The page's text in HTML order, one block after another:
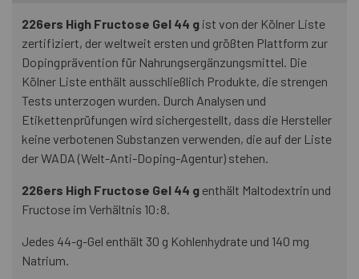
226ers High Fructose Gel 44 g ist von der Kölner Liste
zertifiziert, der weltweit ersten und größten Plattform zur
Dopingprävention für Nahrungsergänzungsmittel. Die
Kölner Liste enthält ausschließlich Produkte, die strengen
Tests unterzogen wurden. Durch Analysen und
Etikettenprüfungen wird sichergestellt, dass die Hersteller
keine verbotenen Substanzen verwenden, die auf der Liste
der WADA (Welt-Anti-Doping-Agentur) stehen.
226ers High Fructose Gel 44 g enthält Maltodextrin und
Fructose im Verhältnis 10:8.
Jedes 44-g-Gel enthält 30 g Kohlenhydrate und 140 mg
Natrium.